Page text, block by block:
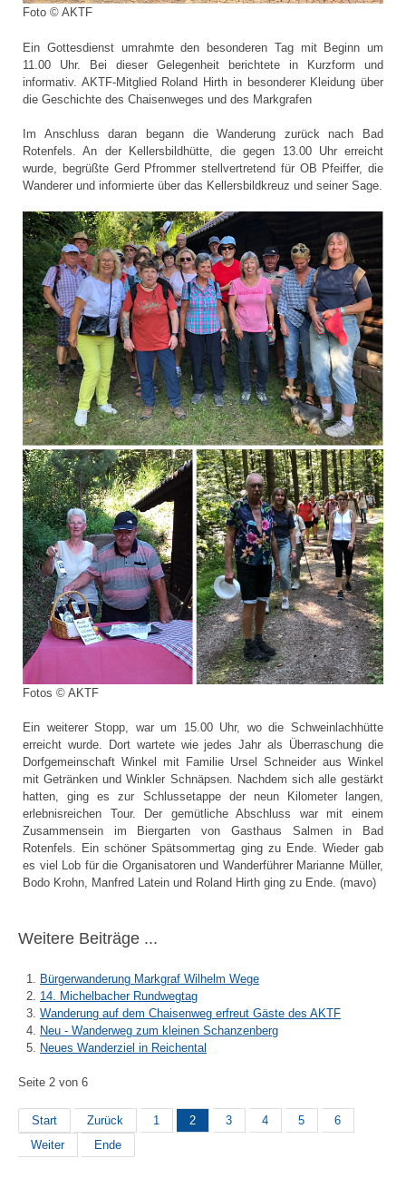
Foto © AKTF
Ein Gottesdienst umrahmte den besonderen Tag mit Beginn um
11.00 Uhr. Bei dieser Gelegenheit berichtete in Kurzform und
informativ. AKTF-Mitglied Roland Hirth in besonderer Kleidung über
die Geschichte des Chaisenweges und des Markgrafen
Im Anschluss daran begann die Wanderung zurück nach Bad
Rotenfels. An der Kellersbildhütte, die gegen 13.00 Uhr erreicht
wurde, begrüßte Gerd Pfrommer stellvertretend für OB Pfeiffer, die
Wanderer und informierte über das Kellersbildkreuz und seiner Sage.
Fotos © AKTF
Ein weiterer Stopp, war um 15.00 Uhr, wo die Schweinlachhütte
erreicht wurde. Dort wartete wie jedes Jahr als Überraschung die
Dorfgemeinschaft Winkel mit Familie Ursel Schneider aus Winkel
mit Getränken und Winkler Schnäpsen. Nachdem sich alle gestärkt
hatten, ging es zur Schlussetappe der neun Kilometer langen,
erlebnisreichen Tour. Der gemütliche Abschluss war mit einem
Zusammensein im Biergarten von Gasthaus Salmen in Bad
Rotenfels. Ein schöner Spätsommertag ging zu Ende. Wieder gab
es viel Lob für die Organisatoren und Wanderführer Marianne Müller,
Bodo Krohn, Manfred Latein und Roland Hirth ging zu Ende. (mavo)
Weitere Beiträge ...
Bürgerwanderung Markgraf Wilhelm Wege
14. Michelbacher Rundwegtag
Wanderung auf dem Chaisenweg erfreut Gäste des AKTF
Neu - Wanderweg zum kleinen Schanzenberg
Neues Wanderziel in Reichental
Seite 2 von 6
Start Zurück 1 2 3 4 5
6
Weiter
Ende